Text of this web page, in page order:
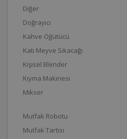
Diğer
Doğrayıcı
Kahve Öğütücü
Katı Meyve Sıkacağı
Kişisel Blender
Kıyma Makinesi
Mikser
Mutfak Robotu
Mutfak Tartısı